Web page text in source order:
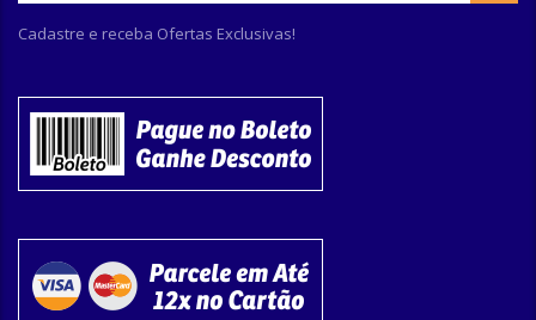
Cadastre e receba Ofertas Exclusivas!